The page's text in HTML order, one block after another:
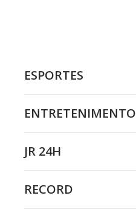
ESPORTES
ENTRETENIMENTO
JR 24H
RECORD